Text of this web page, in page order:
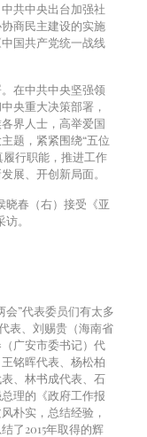
共中央出台加强社
商民主建设的实施
国共产党统一战线
在中共中央坚强领
央重大决策部署，
界人士，高举爱国
题，紧紧围绕“五位
行职能，推进工作
展、开创新局面。
晓春（右）接受《亚
。
会”代表委员们有太多
表、刘赐贵（海南省
广安市委书记）代
铭晖代表、杨松柏
、林书成代表、石
理的《政府工作报
朴实，总结经验，
了2015年取得的辉